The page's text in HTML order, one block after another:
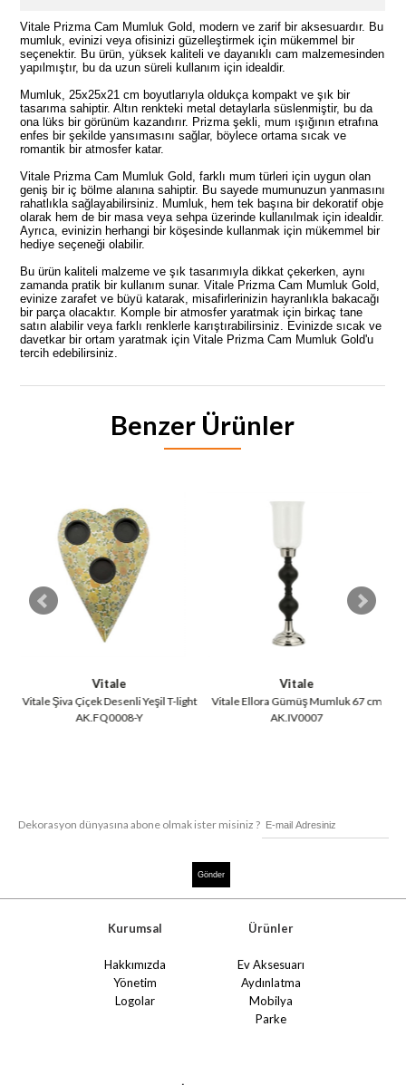
Vitale Prizma Cam Mumluk Gold, modern ve zarif bir aksesuardır. Bu
mumluk, evinizi veya ofisinizi güzelleştirmek için mükemmel bir
seçenektir. Bu ürün, yüksek kaliteli ve dayanıklı cam malzemesinden
yapılmıştır, bu da uzun süreli kullanım için idealdir.
Mumluk, 25x25x21 cm boyutlarıyla oldukça kompakt ve şık bir
tasarıma sahiptir. Altın renkteki metal detaylarla süslenmiştir, bu da
ona lüks bir görünüm kazandırır. Prizma şekli, mum ışığının etrafına
enfes bir şekilde yansımasını sağlar, böylece ortama sıcak ve
romantik bir atmosfer katar.
Vitale Prizma Cam Mumluk Gold, farklı mum türleri için uygun olan
geniş bir iç bölme alanına sahiptir. Bu sayede mumunuzun yanmasını
rahatlıkla sağlayabilirsiniz. Mumluk, hem tek başına bir dekoratif obje
olarak hem de bir masa veya sehpa üzerinde kullanılmak için idealdir.
Ayrıca, evinizin herhangi bir köşesinde kullanmak için mükemmel bir
hediye seçeneği olabilir.
Bu ürün kaliteli malzeme ve şık tasarımıyla dikkat çekerken, aynı
zamanda pratik bir kullanım sunar. Vitale Prizma Cam Mumluk Gold,
evinize zarafet ve büyü katarak, misafirlerinizin hayranlıkla bakacağı
bir parça olacaktır. Komple bir atmosfer yaratmak için birkaç tane
satın alabilir veya farklı renklerle karıştırabilirsiniz. Evinizde sıcak ve
davetkar bir ortam yaratmak için Vitale Prizma Cam Mumluk Gold'u
tercih edebilirsiniz.
Benzer Ürünler
Vitale
Vitale Şiva Çiçek Desenli Yeşil T-light
AK.FQ0008-Y
Vitale
Vitale Ellora Gümüş Mumluk 67 cm
AK.IV0007
Dekorasyon dünyasına abone olmak ister misiniz ?
Kurumsal
Hakkımızda
Yönetim
Logolar
Ürünler
Ev Aksesuarı
Aydınlatma
Mobilya
Parke